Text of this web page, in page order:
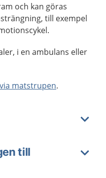
och kan göras
till exempel
i en ambulans eller
via matstrupen.
till